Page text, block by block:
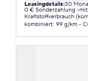
Leasingdetails:30
0 € Sonderzahlung
Kraftstoffverbrauch
kombiniert: 99 g/km